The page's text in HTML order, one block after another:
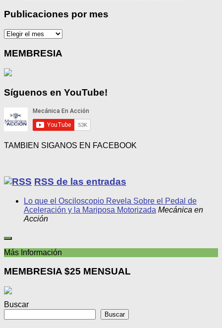
Publicaciones por mes
Publicaciones
mes
MEMBRESIA
Síguenos en YouTube!
TAMBIEN SIGANOS EN FACEBOOK
RSS de las entradas
Lo que el Osciloscopio Revela Sobre el Pedal de
Aceleración y la Mariposa Motorizada Mecánica en
Acción
Más Información
MEMBRESIA $25 MENSUAL
Buscar
Buscar